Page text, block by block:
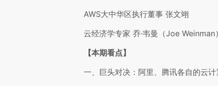
AWS大中华区执行董事 张文翊
云经济学专家 乔·韦曼（Joe Weinman
【本期看点】
一、巨头对决：阿里、腾讯各自的云